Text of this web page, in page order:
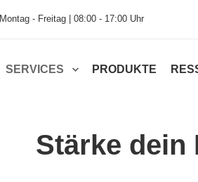
Montag - Freitag | 08:00 - 17:00 Uhr
SERVICES PRODUKTE
Stärke dein